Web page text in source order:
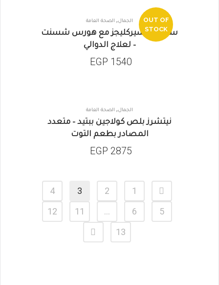
OUT OF
STOCK
الجمال, الصحة العامة
سولاراي سيركليجز مع هورس شسنت
– لعلاج الدوالي
EGP 1540
الجمال, الصحة العامة
نيتشرز بلص كولاجين ببتيد – متعدد
المصادر بطعم التوت
EGP 2875
1
2
3
4
5
6
…
11
12
13